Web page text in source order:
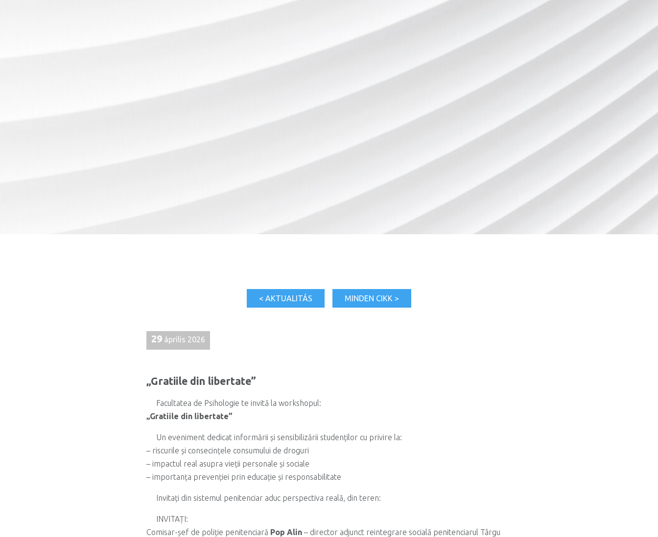
< AKTUALITÁS MINDEN CIKK >
29 április 2026
„Gratiile din libertate”
Facultatea de Psihologie te invită la workshopul:
„Gratiile din libertate”
Un eveniment dedicat informării și sensibilizării studenților cu privire la:
– riscurile și consecințele consumului de droguri
– impactul real asupra vieții personale și sociale
– importanța prevenției prin educație și responsabilitate
Invitați din sistemul penitenciar aduc perspectiva reală, din teren:
INVITAȚI:
Comisar-șef de poliție penitenciară Pop Alin– director adjunct reintegrare socială penitenciarul Târgu